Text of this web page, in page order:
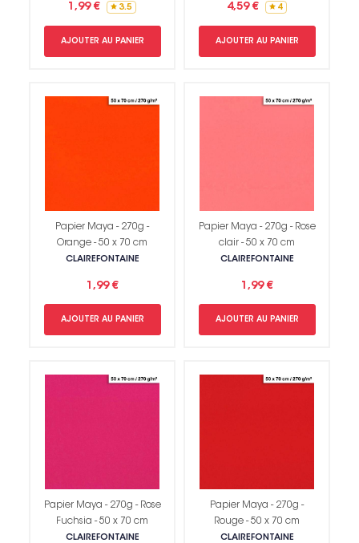
1,99 € 3.5
AJOUTER AU PANIER
4,59 € 4
AJOUTER AU PANIER
Papier Maya - 270g -
Orange - 50 x 70 cm
CLAIREFONTAINE
1,99 €
AJOUTER AU PANIER
Papier Maya - 270g - Rose
clair - 50 x 70 cm
CLAIREFONTAINE
1,99 €
AJOUTER AU PANIER
Papier Maya - 270g - Rose
Fuchsia - 50 x 70 cm
CLAIREFONTAINE
Papier Maya - 270g -
Rouge - 50 x 70 cm
CLAIREFONTAINE